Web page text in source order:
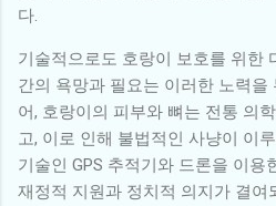
다.
기술적으로도 호랑이 보호를 위한
간의 욕망과 필요는 이러한 노력을
어, 호랑이의 피부와 뼈는 전통 의
고, 이로 인해 불법적인 사냥이 이
기술인 GPS 추적기와 드론을 이용
재정적 지원과 정치적 의지가 결여